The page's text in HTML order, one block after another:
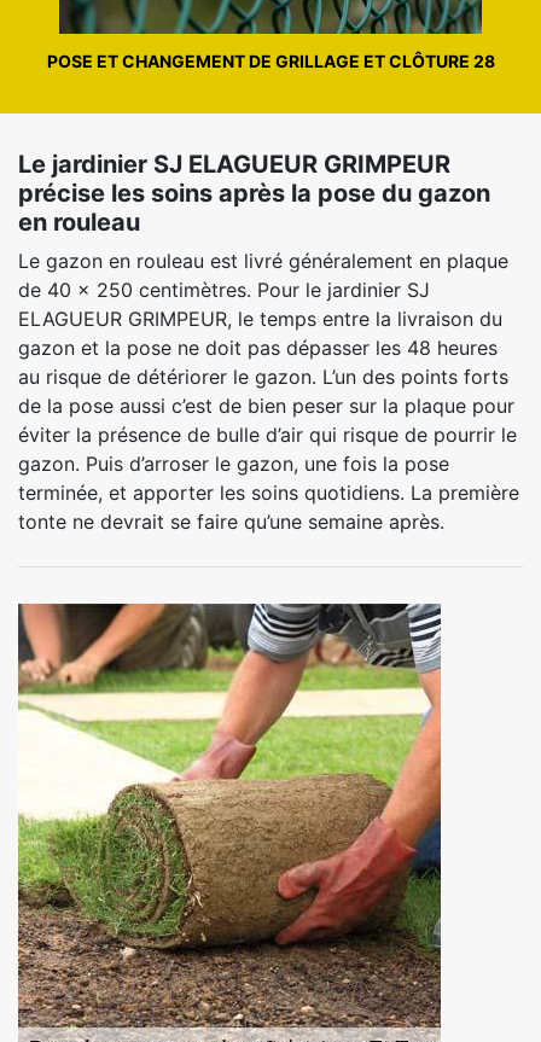
POSE ET CHANGEMENT DE GRILLAGE ET CLÔTURE 28
Le jardinier SJ ELAGUEUR GRIMPEUR
précise les soins après la pose du gazon
en rouleau
Le gazon en rouleau est livré généralement en plaque
de 40 x 250 centimètres. Pour le jardinier SJ
ELAGUEUR GRIMPEUR, le temps entre la livraison du
gazon et la pose ne doit pas dépasser les 48 heures
au risque de détériorer le gazon. L’un des points forts
de la pose aussi c’est de bien peser sur la plaque pour
éviter la présence de bulle d’air qui risque de pourrir le
gazon. Puis d’arroser le gazon, une fois la pose
terminée, et apporter les soins quotidiens. La première
tonte ne devrait se faire qu’une semaine après.